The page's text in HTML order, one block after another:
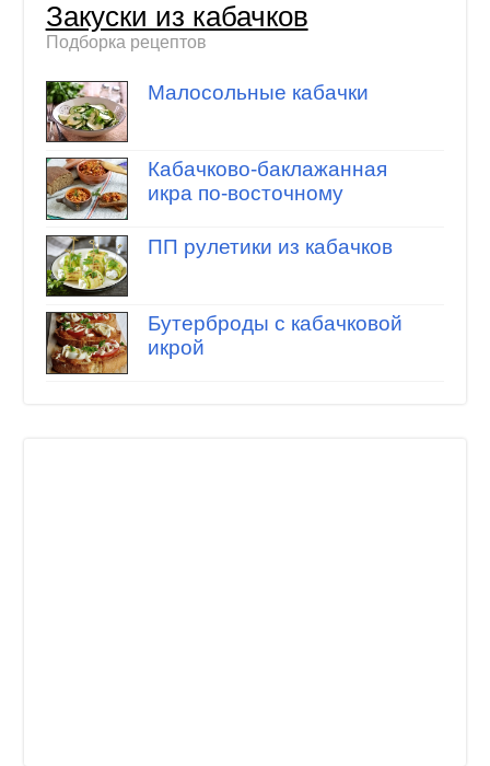
Закуски из кабачков
Подборка рецептов
Малосольные кабачки
Кабачково-баклажанная
икра по-восточному
ПП рулетики из кабачков
Бутерброды с кабачковой
икрой